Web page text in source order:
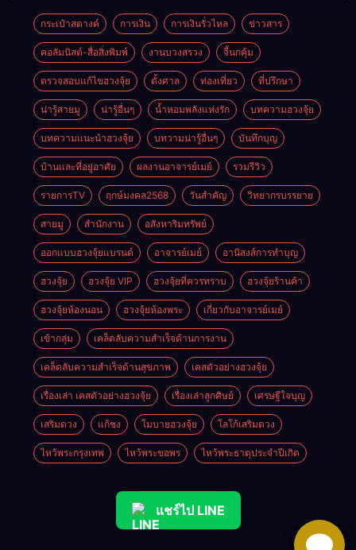
กระเป๋าสตางค์ การเงิน การเงินรั่วไหล ข่าวสาร
คอลัมนิสต์-สื่อสิ่งพิมพ์ งานบวงสรวง จี้นกคุ้ม
ตรวจสอบแก้ไขฮวงจุ้ย ตั้งศาล ท่องเที่ยว ที่ปรึกษา
น่ารู้สายมู น่ารู้อื่นๆ น้ำหอมพลังแห่งรัก บทความฮวงจุ้ย
บทความแนะนำฮวงจุ้ย บทวามน่ารู้อื่นๆ บันทึกบุญ
บ้านและที่อยู่อาศัย ผลงานอาจารย์เมย์ รวมรีวิว
รายการTV ฤกษ์มงคล2568 วันสำคัญ วิทยากรบรรยาย
สายมู สำนักงาน อสังหาริมทรัพย์
ออกแบบฮวงจุ้ยแบรนด์ อาจารย์เมย์ อานิสงส์การทำบุญ
ฮวงจุ้ย ฮวงจุ้ย VIP ฮวงจุ้ยที่ควรทราบ ฮวงจุ้ยร้านค้า
ฮวงจุ้ยห้องนอน ฮวงจุ้ยห้องพระ เกี่ยวกับอาจารย์เมย์
เข้ากลุ่ม เคล็ดลับความสำเร็จด้านการงาน
เคล็ดลับความสำเร็จด้านสุขภาพ เคสตัวอย่างฮวงจุ้ย
เรื่องเล่า เคสตัวอย่างฮวงจุ้ย เรื่องเล่าลูกศิษย์ เศรษฐีใจบุญ
เสริมดวง แก้ชง โมบายฮวงจุ้ย โลโก้เสริมดวง
ไหว้พระกรุงเทพ ไหว้พระขอพร ไหว้พระธาตุประจําปีเกิด
แชร์ไป LINE